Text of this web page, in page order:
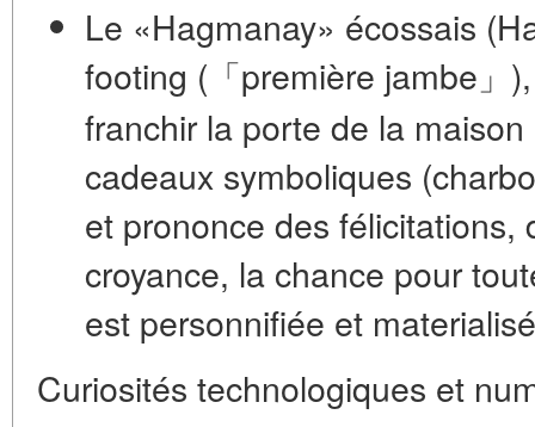
Le «Hagmanay» écossais
footing (「première jambe」
franchir la porte de la
cadeaux symboliques
et prononce des félicitations,
croyance, la chance pour
est personnifiée et
Curiosités technologiques et